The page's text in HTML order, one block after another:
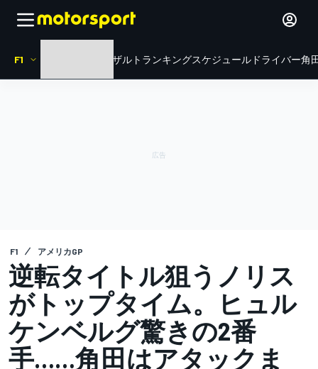
F1 リザルト ランキングスケジュール ドライバー角
F1 アメリカGP
逆転タイトル狙うノリス
がトップタイム。ヒュル
ケンベルグ驚きの2番
手……角田はアタックま